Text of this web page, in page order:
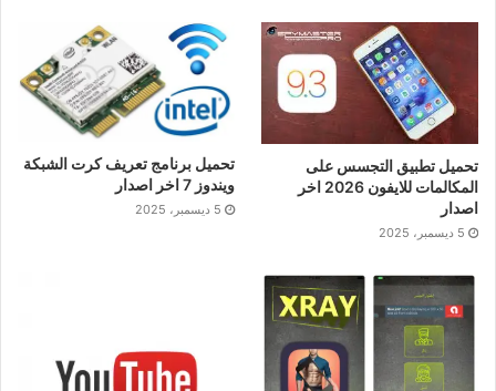
تحميل تطبيق التجسس على
المكالمات للايفون 2026 اخر
اصدار
5 ديسمبر، 2025
تحميل برنامج تعريف كرت الشبكة
ويندوز 7 اخر اصدار
5 ديسمبر، 2025